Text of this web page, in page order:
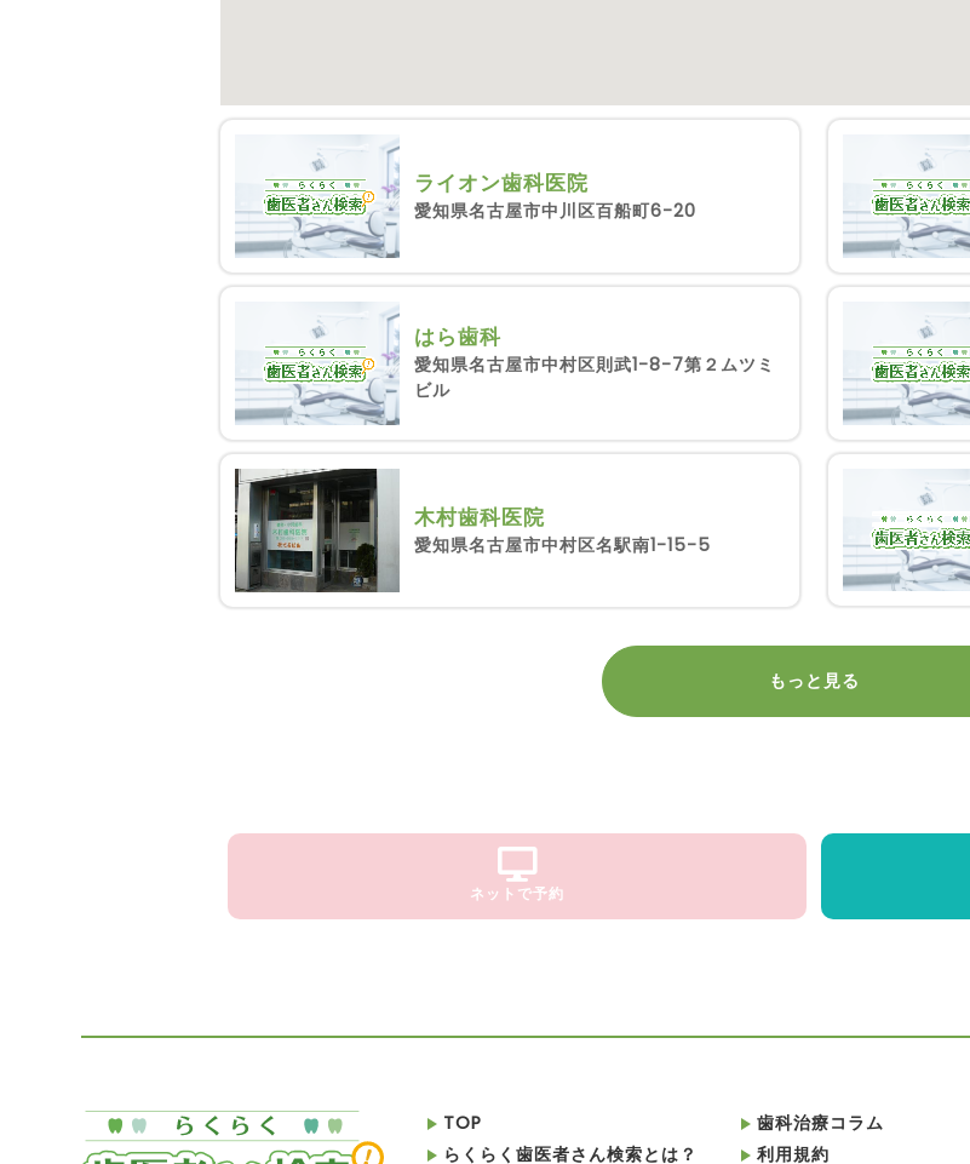
ライオン歯科医院
愛知県名古屋市中川区百船町6-20
はら歯科
愛知県名古屋市中村区則武1-8-7第２ムツミ
ビル
木村歯科医院
愛知県名古屋市中村区名駅南1-15-5
もっと見る
ネットで予約
TOP
らくらく歯医者さん検索とは？
歯科治療コラム
利用規約